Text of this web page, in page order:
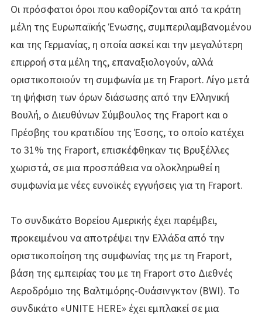
Οι πρόσφατοι όροι που καθορίζονται από τα κράτη
μέλη της Ευρωπαϊκής Ένωσης, συμπεριλαμβανομένου
και της Γερμανίας, η οποία ασκεί και την μεγαλύτερη
επιρροή στα μέλη της, επαναξιολογούν, αλλά
οριστικοποιούν τη συμφωνία με τη Fraport. Λίγο μετά
τη ψήφιση των όρων διάσωσης από την Ελληνική
Βουλή, ο Διευθύνων Σύμβουλος της Fraport και ο
Πρέσβης του κρατιδίου της Έσσης, το οποίο κατέχει
το 31% της Fraport, επισκέφθηκαν τις Βρυξέλλες
χωριστά, σε μια προσπάθεια να ολοκληρωθεί η
συμφωνία με νέες ευνοϊκές εγγυήσεις για τη Fraport.
Το συνδικάτο Βορείου Αμερικής έχει παρέμβει,
προκειμένου να αποτρέψει την Ελλάδα από την
οριστικοποίηση της συμφωνίας της με τη Fraport,
βάση της εμπειρίας του με τη Fraport στο Διεθνές
Αεροδρόμιο της Βαλτιμόρης-Ουάσινγκτον (BWI). Το
συνδικάτο «UNITE HERE» έχει εμπλακεί σε μια